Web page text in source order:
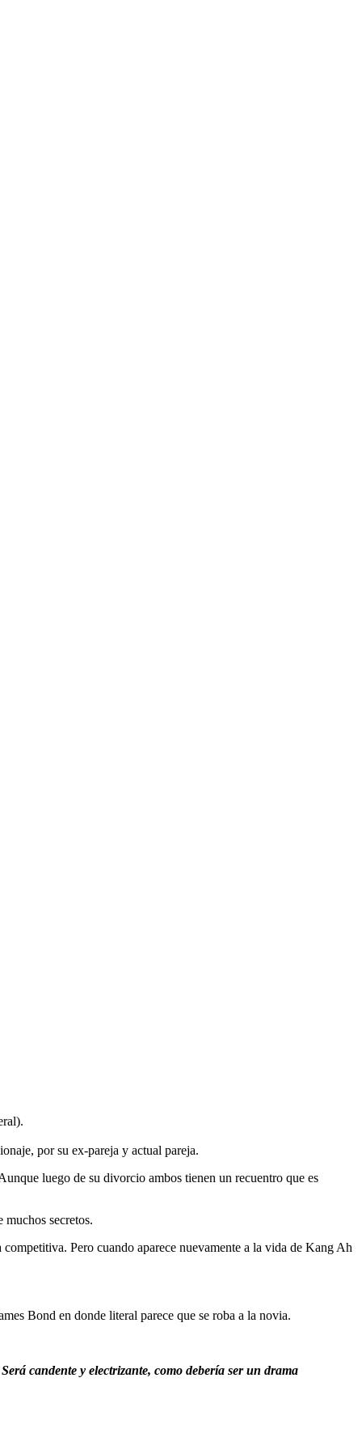
por su ex-pareja y actual pareja.
luego de su divorcio ambos tienen un recuentro que es
muchos secretos.
Pero cuando aparece nuevamente a la vida de Kang Ah
Bond en donde literal parece que se roba a la novia.
candente y electrizante, como debería ser un drama